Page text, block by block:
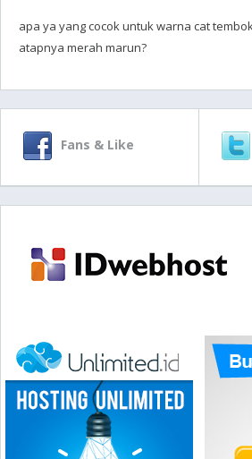
apa ya yang cocok untuk warna cat
atapnya merah marun?
Fans & Like